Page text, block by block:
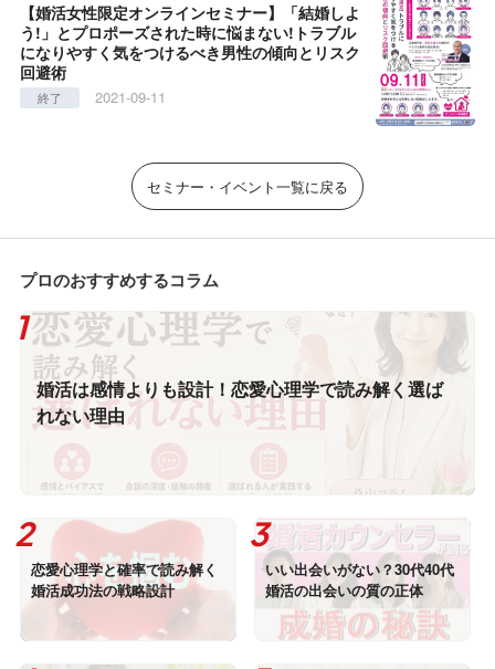
【婚活女性限定オンラインセミナー】「結婚しよ
う!」とプロポーズされた時に悩まない!トラブル
になりやすく気をつけるべき男性の傾向とリスク
回避術
終了 2021-09-11
セミナー・イベント一覧に戻る
プロのおすすめするコラム
婚活は感情よりも設計！恋愛心理学で読み解く選ば
れない理由
恋愛心理学と確率で読み解く
婚活成功法の戦略設計
いい出会いがない？30代40代
婚活の出会いの質の正体